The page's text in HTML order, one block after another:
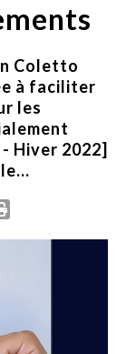
Coletto
à faciliter
les
Hiver 2022]